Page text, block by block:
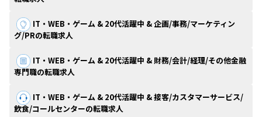
IT・WEB・ゲーム & 20代活躍中 & 企画/事務/マーケティン
グ/PRの転職求人
IT・WEB・ゲーム & 20代活躍中 & 財務/会計/経理/その他金融
専門職の転職求人
IT・WEB・ゲーム & 20代活躍中 & 接客/カスタマーサービス/
飲食/コールセンターの転職求人